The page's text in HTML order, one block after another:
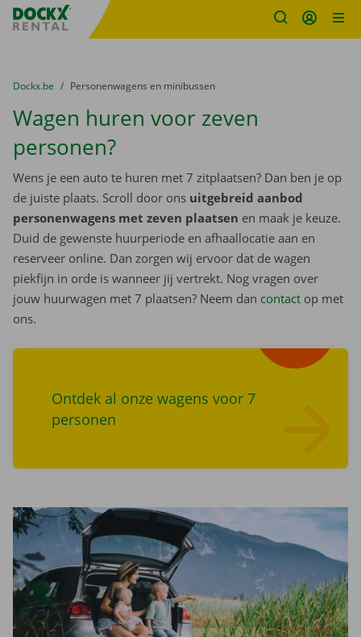
Fratello DEMO
U bevindt zich hier:
van
Dockx.be naar
Personenwagens en minibussen
Wagen huren voor zeven
personen?
Wens je een auto te huren met 7 zitplaatsen? Dan ben je op
de juiste plaats. Scroll door ons uitgebreid aanbod
personenwagens met zeven plaatsen en maak je keuze.
Duid de gewenste huurperiode en afhaallocatie aan en
reserveer online. Dan zorgen wij ervoor dat de wagen
piekfijn in orde is wanneer jij vertrekt. Nog vragen over
jouw huurwagen met 7 plaatsen? Neem dan contact op met
ons.
Ontdek al onze wagens voor 7
personen